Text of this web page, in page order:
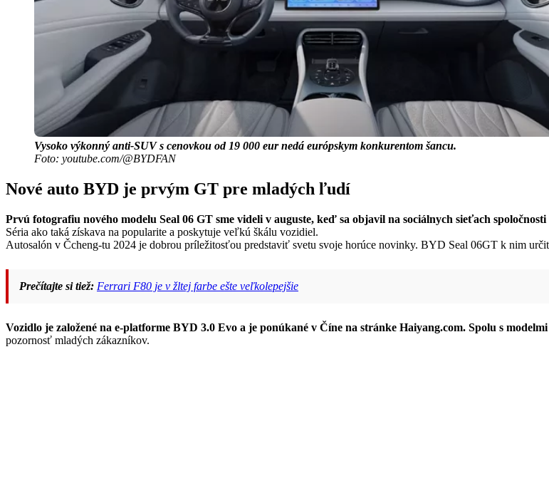
Vysoko výkonný anti-SUV s cenovkou od 19 000 eur nedá európskym konkurentom šancu.
Foto: youtube.com/@BYDFAN
Nové auto BYD je prvým GT pre mladých ľudí
Prvú fotografiu nového modelu Seal 06 GT sme videli v auguste, keď sa objavil na sociálnych sieťach
Séria ako taká získava na popularite a poskytuje veľkú škálu vozidiel.
Autosalón v Čcheng-tu 2024 je dobrou príležitosťou predstaviť svetu svoje horúce novinky. BYD Seal 06GT k nim
Prečítajte si tiež: Ferrari F80 je v žltej farbe ešte veľkolepejšie
Vozidlo je založené na e-platforme BYD 3.0 Evo a je ponúkané v Číne na stránke Haiyang.com. Spolu s
pozornosť mladých zákazníkov.